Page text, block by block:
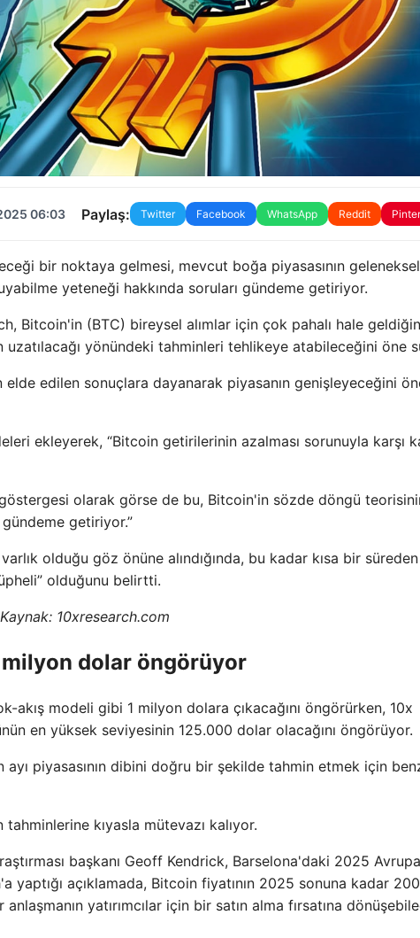
06:03 Paylaş: Twitter Facebook WhatsApp Reddit
bir noktaya gelmesi, mevcut boğa piyasasının
yeteneği hakkında soruları gündeme getiriyor.
Bitcoin'in (BTC) bireysel alımlar için çok pahalı hale
yönündeki tahminleri tehlikeye atabileceğini öne
edilen sonuçlara dayanarak piyasanın genişleyeceğini
ekleyerek, “Bitcoin getirilerinin azalması sorunuyla karşı
olarak görse de bu, Bitcoin'in sözde döngü
getiriyor.”
olduğu göz önüne alındığında, bu kadar kısa bir
olduğunu belirtti.
Kaynak: 10xresearch.com
dolar öngörüyor
modeli gibi 1 milyon dolara çıkacağını öngörürken, 10x
en yüksek seviyesinin 125.000 dolar olacağını öngörüyor.
piyasasının dibini doğru bir şekilde tahmin etmek için
kıyasla mütevazı kalıyor.
başkanı Geoff Kendrick, Barselona'daki 2025 Avrupa
yaptığı açıklamada, Bitcoin fiyatının 2025 sonuna kadar
yatırımcılar için bir satın alma fırsatına